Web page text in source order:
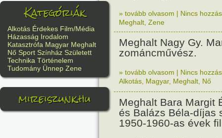
Kategóriák
Alkotás Érdekes Film/Média
Házasság Irodalom
Katasztrófa Magyar Meghalt
Nő Sport Színház Született
Technika Történelem
Tudomány Ünnep Zene
mireiszunk.hu
» tovább olvasom | Nincs
Meghalt Zene
Meghalt Nagy Gy.
zománcművész.
» tovább olvasom | Nincs
Alkotás Magyar, Meghalt Nő
Meghalt Bara Margit
és Balázs Béla-díjas
1950-1960-as évek